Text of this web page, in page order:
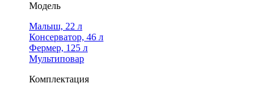
Модель
Малыш, 22 л
Консерватор, 46 л
Фермер, 125 л
Мультиповар
Комплектация